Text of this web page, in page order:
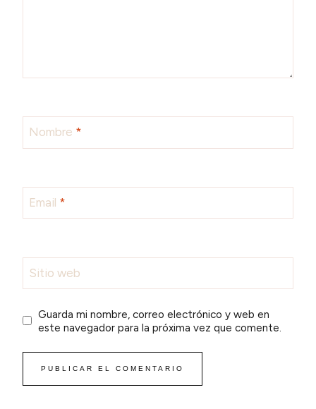
Nombre *
Email *
Sitio web
Guarda mi nombre, correo electrónico y web en
este navegador para la próxima vez que comente.